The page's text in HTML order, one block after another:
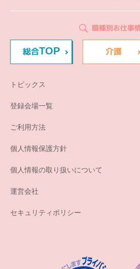
職種別お仕事
総合TOP 介護
トピックス
登録会場一覧
ご利用方法
個人情報保護方針
個人情報の取り扱いについて
運営会社
セキュリティポリシー